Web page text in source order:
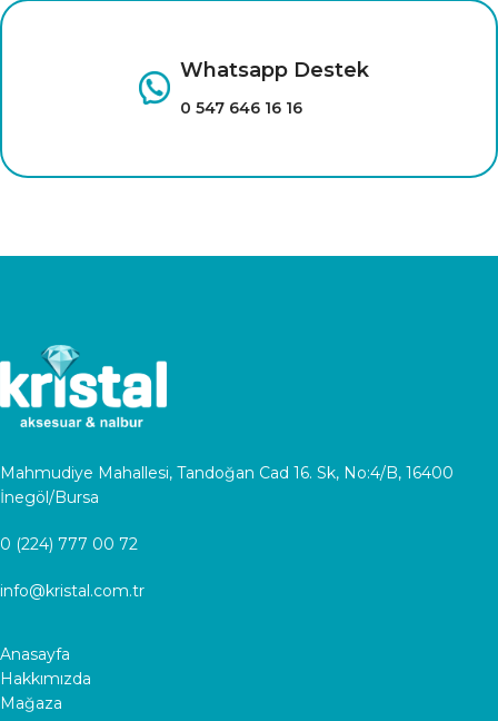
Whatsapp Destek
0 547 646 16 16
Mahmudiye Mahallesi, Tandoğan Cad 16. Sk, No:4/B, 16400
İnegöl/Bursa
0 (224) 777 00 72
info@kristal.com.tr
Anasayfa
Hakkımızda
Mağaza